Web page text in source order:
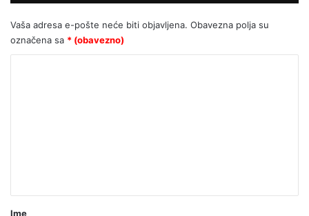
mladih slave Gospodina
Vaša adresa e-pošte neće biti objavljena. Obavezna polja su
označena sa * (obavezno)
rIme